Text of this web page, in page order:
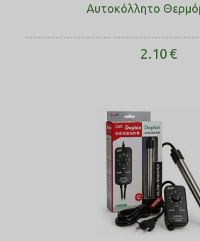
Αυτοκόλλητο
2.10€